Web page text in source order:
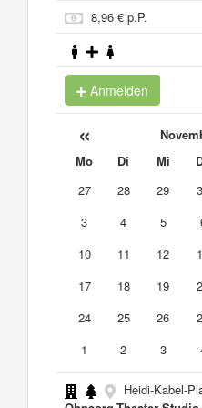
8,96 € p.P.
Anmelden
«
Mo Di Mi
27
28 29
3
4 5
10
11 12
17
18 19
24
25 26
1
2 3
Heidi-Kabel-